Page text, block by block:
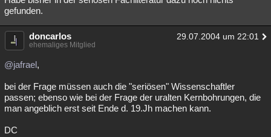
gefunden.
doncarlos 29.07.2004 um 22:01
ehemaliges Mitglied
@jafrael,
bei der Frage müssen auch die "seriösen" Wissenschaftler
passen; ebenso wie bei der Frage der uralten Kernbohrungen, die
man angeblich erst seit Ende d. 19.Jh machen kann.
DC